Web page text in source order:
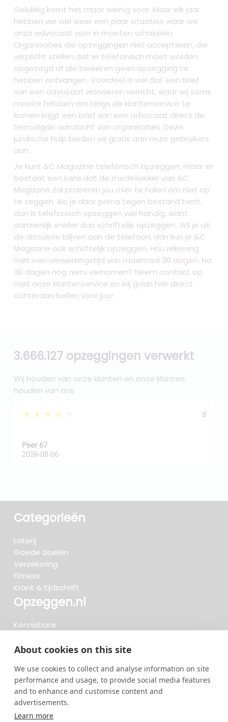
About cookies on this site
We use cookies to collect and analyse information on site
performance and usage, to provide social media features
and to enhance and customise content and
advertisements.
Learn more
Gelukkig komt het maar weinig voor. Maar elk jaar
hebben we wel weer een paar situaties waar we
onze advocaat voor in moeten schakelen.
Organisaties die opzeggingen niet accepteren, die
verplicht stellen dat er telefonisch moet worden
opgezegd of die beweren geen opzegging te
hebben ontvangen. Voordeel is wel dat een brief
van een advocaat wonderen verricht; waar wij soms
moeite hebben om langs de klantenservice te
komen krijgt een brief van een advocaat direct de
benodigde aandacht van organisaties. Deze
juridische hulp bieden wij gratis aan onze gebruikers
aan.
Je kunt &C Magazine telefonisch opzeggen, maar er
bestaat een kans dat de medewerker van &C
Magazine zal proberen jou over te halen om niet op
te zeggen. Als je daar prima tegen bestand bent,
dan is telefonisch opzeggen wel handig, want
aanzienlijk sneller dan schriftelijk opzeggen. Wil je uit
de discussie blijven aan de telefoon, dan kun je &C
Magazine ook schriftelijk opzeggen. Hou rekening
met een verwerkingstijd van maximaal 30 dagen. Na
30 dagen nog niets vernomen? Neem contact op
met onze klantenservice en wij gaan hier direct
achteraan bellen voor jou!
3.666.127 opzeggingen verwerkt
Wij houden van onze klanten en onze klanten
houden van ons
★★★★★ 8
Peer 67
2026-08-06
Categorieën
Loterij
Goede doelen
Verzekering
Fitness
Krant & tijdschrift
Opzeggen.nl
Kennisbank
Beoordelingen
Meteen opzeggen